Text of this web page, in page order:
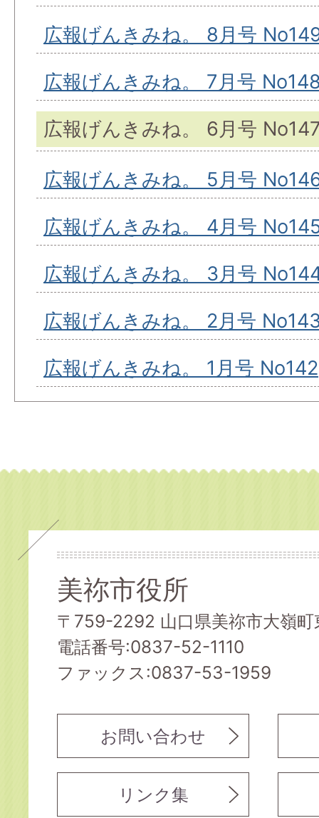
広報げんきみね。 8月号
広報げんきみね。 7月号
広報げんきみね。 6月号
広報げんきみね。 5月号
広報げんきみね。 4月号
広報げんきみね。 3月号
広報げんきみね。 2月号
広報げんきみね。 1月号 No142
美祢市役所
〒759-2292 山口県美祢市大嶺
電話番号:0837-52-1110
ファックス:0837-53-1959
お問い合わせ
リンク集